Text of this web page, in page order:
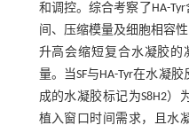
和调控。综合考察了HA-
间、压缩模量及细胞相容
升高会缩短复合水凝胶
量。当SF与HA-Tyr在水凝
成的水凝胶标记为S8H2）
植入窗口时间需求，且水